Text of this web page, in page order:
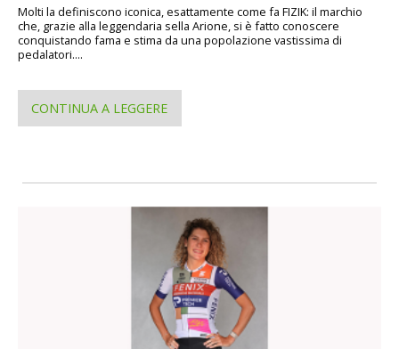
Molti la definiscono iconica, esattamente come fa FIZIK: il marchio
che, grazie alla leggendaria sella Arione, si è fatto conoscere
conquistando fama e stima da una popolazione vastissima di
pedalatori....
CONTINUA A LEGGERE